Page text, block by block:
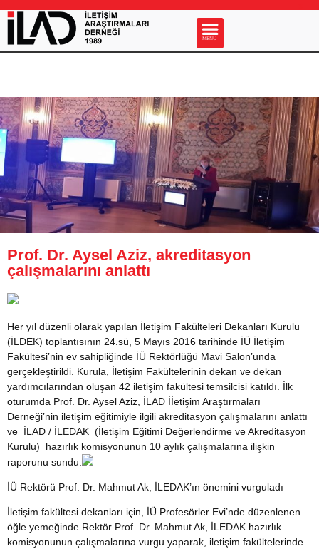
MENU
Prof. Dr. Aysel Aziz, akreditasyon
çalışmalarını anlattı
Her yıl düzenli olarak yapılan İletişim Fakülteleri Dekanları Kurulu
(İLDEK) toplantısının 24.sü, 5 Mayıs 2016 tarihinde İÜ İletişim
Fakültesi’nin ev sahipliğinde İÜ Rektörlüğü Mavi Salon’unda
gerçekleştirildi. Kurula, İletişim Fakültelerinin dekan ve dekan
yardımcılarından oluşan 42 iletişim fakültesi temsilcisi katıldı. İlk
oturumda Prof. Dr. Aysel Aziz, İLAD İİetişim Araştırmaları
Derneği’nin iletişim eğitimiyle ilgili akreditasyon çalışmalarını anlattı
ve İLAD / İLEDAK (İletişim Eğitimi Değerlendirme ve Akreditasyon
Kurulu) hazırlık komisyonunun 10 aylık çalışmalarına ilişkin
raporunu sundu.
İÜ Rektörü Prof. Dr. Mahmut Ak, İLEDAK’ın önemini vurguladı
İletişim fakültesi dekanları için, İÜ Profesörler Evi’nde düzenlenen
öğle yemeğinde Rektör Prof. Dr. Mahmut Ak, İLEDAK hazırlık
komisyonunun çalışmalarına vurgu yaparak, iletişim fakültelerinde